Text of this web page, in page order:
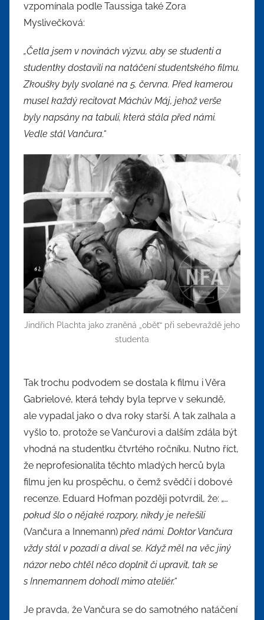
vzpomínala podle Taussiga také Zora
Myslivečková:
„Četla jsem v novinách výzvu, aby se studenti a
studentky dostavili na natáčení studentského filmu.
Zkoušky byly svolané na 5. června. Před kamerou
musel každý recitovat Máchův Máj, jehož verše
byly napsány na tabuli, která stála před námi.
Vedle stál Vančura.“
Jindřich Plachta jako zraněná „oběť“ při sebevraždě jeho
studenta
Tak trochu podvodem se dostala k filmu i Věra
Gabrielové, která tehdy byla teprve v sekundě,
ale vypadal jako o dva roky starší. A tak zalhala a
vyšlo to, protože se Vančurovi a dalším zdála být
vhodná na studentku čtvrtého ročníku. Nutno říct,
že neprofesionalita těchto mladých herců byla
filmu jen ku prospěchu, o čemž svědčí i dobové
recenze. Eduard Hofman později potvrdil, že: „…
pokud šlo o nějaké rozpory, nikdy je neřešili
(Vančura a Innemann) před námi. Doktor Vančura
vždy stál v pozadí a díval se. Když měl na věc jiný
názor nebo chtěl něco doplnit či upravit, tak se
s Innemannem dohodl mimo ateliér.“
Je pravda, že Vančura se do samotného natáčení